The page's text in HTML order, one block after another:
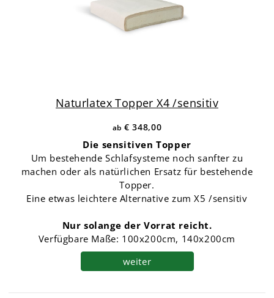
Naturlatex Topper X4 /sensitiv
€ 348,00
Die sensitiven Topper
Um bestehende Schlafsysteme noch sanfter zu
machen oder als natürlichen Ersatz für bestehende
Topper.
Eine etwas leichtere Alternative zum X5 /sensitiv
Nur solange der Vorrat reicht.
Verfügbare Maße: 100x200cm, 140x200cm
weiter